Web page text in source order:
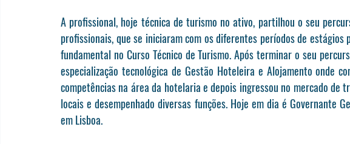
A profissional, hoje técnica de turismo no ativo, partilhou o seu
profissionais, que se iniciaram com os diferentes períodos de estágios
fundamental no Curso Técnico de Turismo. Após terminar o seu
especialização tecnológica de Gestão Hoteleira e Alojamento onde
competências na área da hotelaria e depois ingressou no mercado de
locais e desempenhado diversas funções. Hoje em dia é Governante
em Lisboa.